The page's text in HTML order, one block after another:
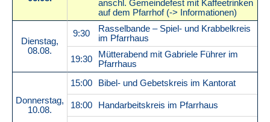
anschl. Gemeindefest mit Kaffeetrinken
auf dem Pfarrhof (-> Informationen)
Dienstag,
08.08.
9:30
Rasselbande – Spiel- und Krabbelkreis
im Pfarrhaus
19:30
Mütterabend mit Gabriele Führer im
Pfarrhaus
Donnerstag,
10.08.
15:00 Bibel- und Gebetskreis im Kantorat
18:00 Handarbeitskreis im Pfarrhaus